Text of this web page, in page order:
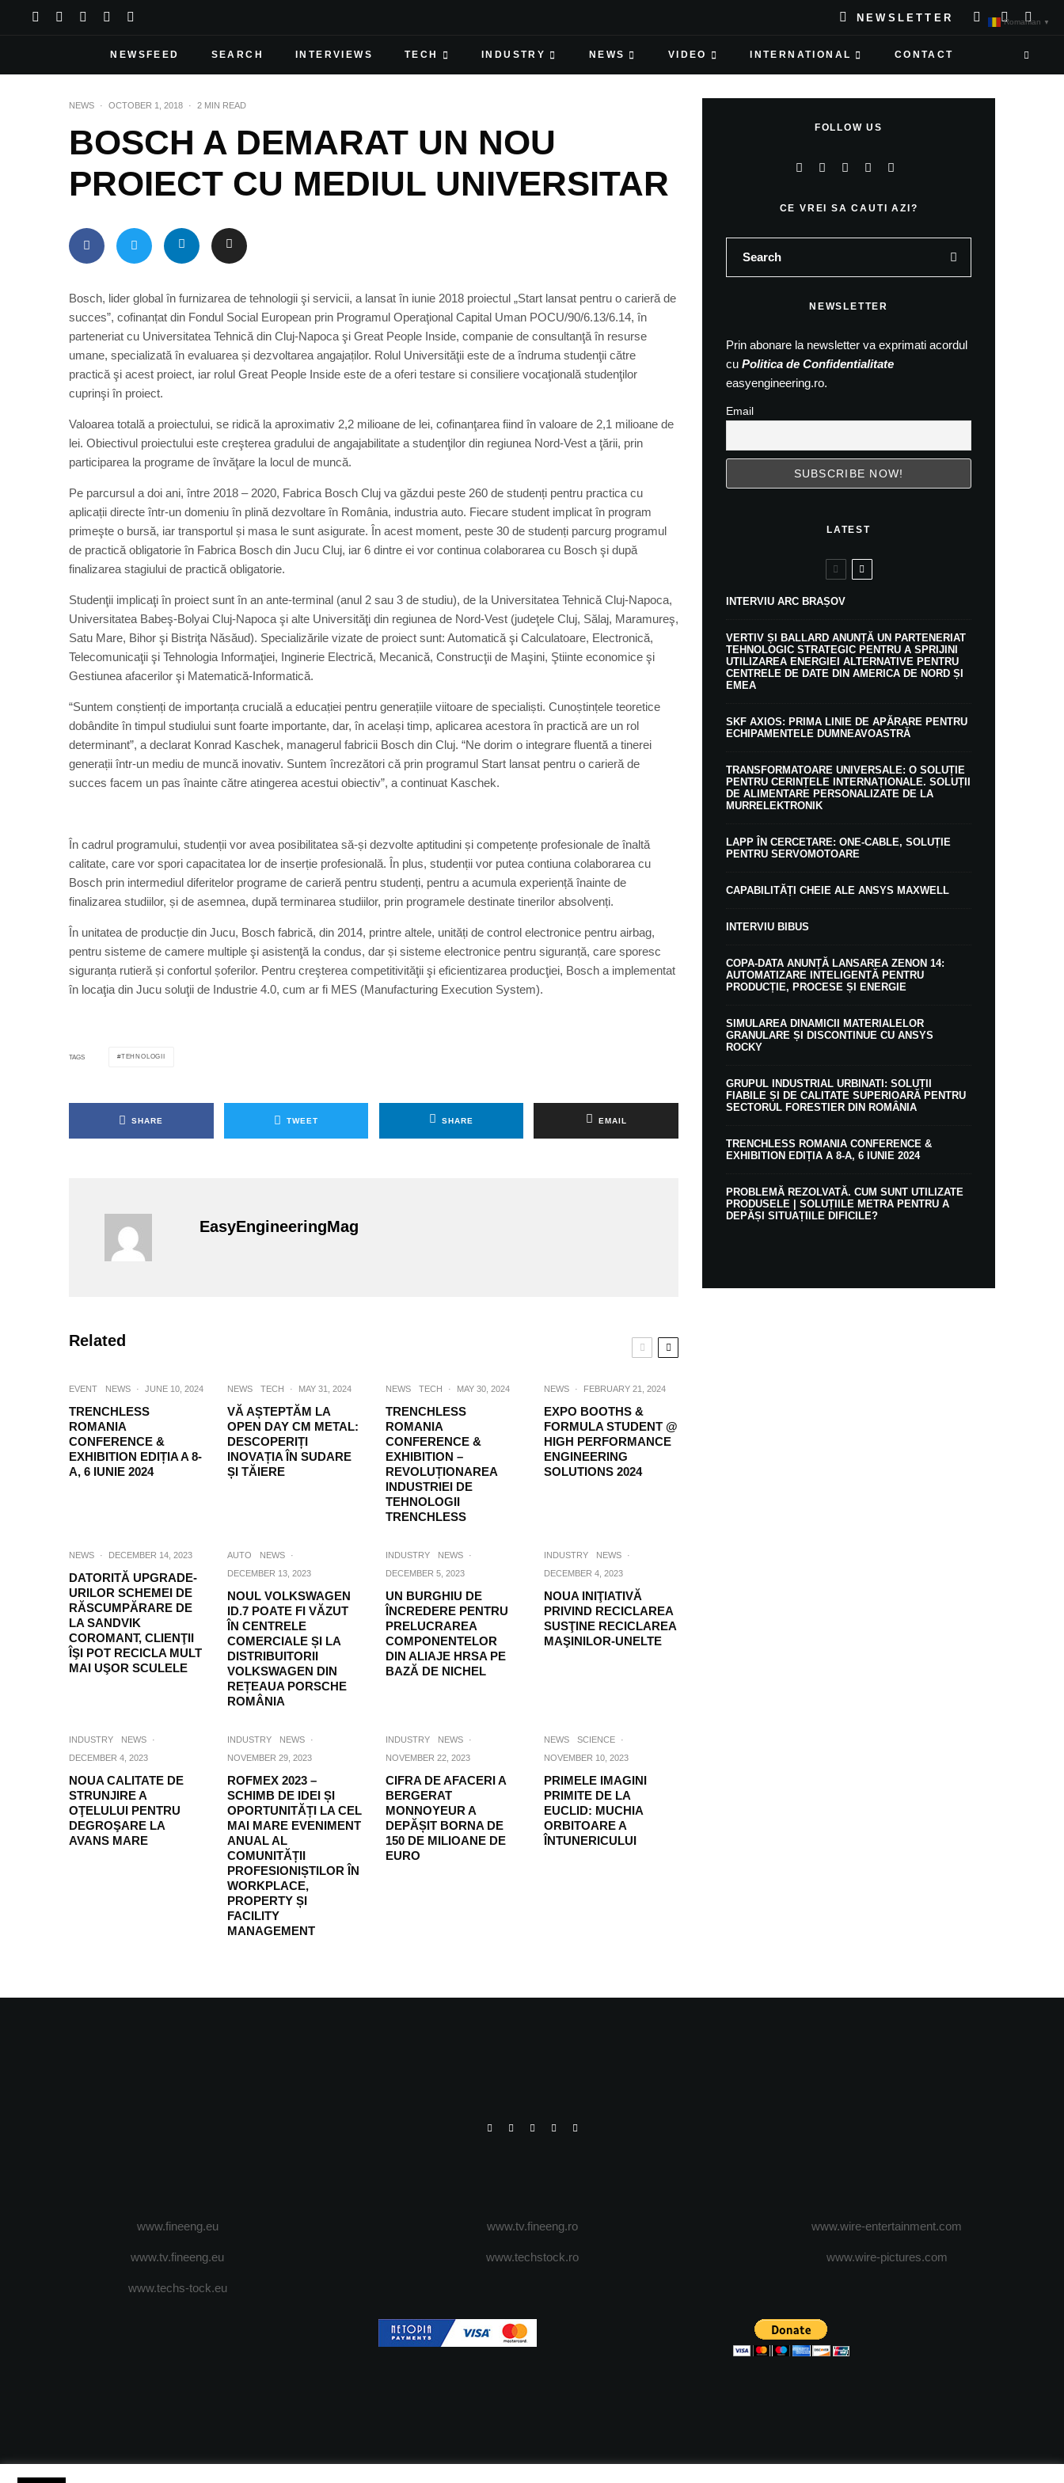
NEWSLETTER
NEWSFEED SEARCH INTERVIEWS TECH INDUSTRY NEWS VIDEO INTERNATIONAL CONTACT
NEWS · OCTOBER 1, 2018 · 2 MIN READ
BOSCH A DEMARAT UN NOU
PROIECT CU MEDIUL UNIVERSITAR
Bosch, lider global în furnizarea de tehnologii şi servicii, a lansat în iunie 2018 proiectul „Start lansat pentru o carieră de
succes”, cofinanțat din Fondul Social European prin Programul Operaţional Capital Uman POCU/90/6.13/6.14, în
parteneriat cu Universitatea Tehnică din Cluj-Napoca şi Great People Inside, companie de consultanţă în resurse
umane, specializată în evaluarea și dezvoltarea angajaților. Rolul Universităţii este de a îndruma studenţii către
practică şi acest proiect, iar rolul Great People Inside este de a oferi testare si consiliere vocaţională studenţilor
cuprinşi în proiect.
Valoarea totală a proiectului, se ridică la aproximativ 2,2 milioane de lei, cofinanţarea fiind în valoare de 2,1 milioane de
lei. Obiectivul proiectului este creşterea gradului de angajabilitate a studenţilor din regiunea Nord-Vest a ţării, prin
participarea la programe de învăţare la locul de muncă.
Pe parcursul a doi ani, între 2018 – 2020, Fabrica Bosch Cluj va găzdui peste 260 de studenți pentru practica cu
aplicații directe într-un domeniu în plină dezvoltare în România, industria auto. Fiecare student implicat în program
primeşte o bursă, iar transportul și masa le sunt asigurate. În acest moment, peste 30 de studenți parcurg programul
de practică obligatorie în Fabrica Bosch din Jucu Cluj, iar 6 dintre ei vor continua colaborarea cu Bosch şi după
finalizarea stagiului de practică obligatorie.
Studenţii implicaţi în proiect sunt în an ante-terminal (anul 2 sau 3 de studiu), de la Universitatea Tehnică Cluj-Napoca,
Universitatea Babeş-Bolyai Cluj-Napoca şi alte Universităţi din regiunea de Nord-Vest (judeţele Cluj, Sălaj, Maramureş,
Satu Mare, Bihor şi Bistriţa Năsăud). Specializările vizate de proiect sunt: Automatică şi Calculatoare, Electronică,
Telecomunicaţii şi Tehnologia Informaţiei, Inginerie Electrică, Mecanică, Construcţii de Maşini, Ştiinte economice şi
Gestiunea afacerilor şi Matematică-Informatică.
“Suntem conștienți de importanța crucială a educației pentru generațiile viitoare de specialiști. Cunoștințele teoretice
dobândite în timpul studiului sunt foarte importante, dar, în același timp, aplicarea acestora în practică are un rol
determinant”, a declarat Konrad Kaschek, managerul fabricii Bosch din Cluj. “Ne dorim o integrare fluentă a tinerei
generații într-un mediu de muncă inovativ. Suntem încrezători că prin programul Start lansat pentru o carieră de
succes facem un pas înainte către atingerea acestui obiectiv”, a continuat Kaschek.
În cadrul programului, studenții vor avea posibilitatea să-și dezvolte aptitudini și competențe profesionale de înaltă
calitate, care vor spori capacitatea lor de inserție profesională. În plus, studenții vor putea contiuna colaborarea cu
Bosch prin intermediul diferitelor programe de carieră pentru studenți, pentru a acumula experiență înainte de
finalizarea studiilor, și de asemnea, după terminarea studiilor, prin programele destinate tinerilor absolvenți.
În unitatea de producție din Jucu, Bosch fabrică, din 2014, printre altele, unități de control electronice pentru airbag,
pentru sisteme de camere multiple şi asistenţă la condus, dar și sisteme electronice pentru siguranță, care sporesc
siguranța rutieră și confortul șoferilor. Pentru creşterea competitivităţii şi eficientizarea producţiei, Bosch a implementat
în locaţia din Jucu soluţii de Industrie 4.0, cum ar fi MES (Manufacturing Execution System).
TAGS TEHNOLOGII
SHARE TWEET SHARE EMAIL
EasyEngineeringMag
Related
EVENT NEWS · JUNE 10, 2024
TRENCHLESS
ROMANIA
CONFERENCE &
EXHIBITION EDIȚIA A 8-
A, 6 IUNIE 2024
NEWS TECH · MAY 31, 2024
VĂ AȘTEPTĂM LA
OPEN DAY CM METAL:
DESCOPERIȚI
INOVAȚIA ÎN SUDARE
ȘI TĂIERE
NEWS TECH · MAY 30, 2024
TRENCHLESS
ROMANIA
CONFERENCE &
EXHIBITION –
REVOLUȚIONAREA
INDUSTRIEI DE
TEHNOLOGII
TRENCHLESS
NEWS · FEBRUARY 21, 2024
EXPO BOOTHS &
FORMULA STUDENT @
HIGH PERFORMANCE
ENGINEERING
SOLUTIONS 2024
NEWS · DECEMBER 14, 2023
DATORITĂ UPGRADE-
URILOR SCHEMEI DE
RĂSCUMPĂRARE DE
LA SANDVIK
COROMANT, CLIENŢII
ÎŞI POT RECICLA MULT
MAI UŞOR SCULELE
AUTO NEWS
·
DECEMBER 13, 2023
NOUL VOLKSWAGEN
ID.7 POATE FI VĂZUT
ÎN CENTRELE
COMERCIALE ȘI LA
DISTRIBUITORII
VOLKSWAGEN DIN
REȚEAUA PORSCHE
ROMÂNIA
INDUSTRY NEWS
·
DECEMBER 5, 2023
UN BURGHIU DE
ÎNCREDERE PENTRU
PRELUCRAREA
COMPONENTELOR
DIN ALIAJE HRSA PE
BAZĂ DE NICHEL
INDUSTRY NEWS
·
DECEMBER 4, 2023
NOUA INIŢIATIVĂ
PRIVIND RECICLAREA
SUSŢINE RECICLAREA
MAŞINILOR-UNELTE
INDUSTRY NEWS
·
DECEMBER 4, 2023
NOUA CALITATE DE
STRUNJIRE A
OŢELULUI PENTRU
DEGROŞARE LA
AVANS MARE
INDUSTRY NEWS
·
NOVEMBER 29, 2023
ROFMEX 2023 –
SCHIMB DE IDEI ȘI
OPORTUNITĂȚI LA CEL
MAI MARE EVENIMENT
ANUAL AL
COMUNITĂȚII
PROFESIONIȘTILOR ÎN
WORKPLACE,
PROPERTY ȘI
FACILITY
MANAGEMENT
INDUSTRY NEWS
·
NOVEMBER 22, 2023
CIFRA DE AFACERI A
BERGERAT
MONNOYEUR A
DEPĂȘIT BORNA DE
150 DE MILIOANE DE
EURO
NEWS SCIENCE
·
NOVEMBER 10, 2023
PRIMELE IMAGINI
PRIMITE DE LA
EUCLID: MUCHIA
ORBITOARE A
ÎNTUNERICULUI
FOLLOW US
CE VREI SA CAUTI AZI?
NEWSLETTER
Prin abonare la newsletter va exprimati acordul
cu Politica de Confidentialitate
easyengineering.ro.
Email
LATEST
INTERVIU ARC BRAȘOV
VERTIV ȘI BALLARD ANUNȚĂ UN PARTENERIAT
TEHNOLOGIC STRATEGIC PENTRU A SPRIJINI
UTILIZAREA ENERGIEI ALTERNATIVE PENTRU
CENTRELE DE DATE DIN AMERICA DE NORD ȘI
EMEA
SKF AXIOS: PRIMA LINIE DE APĂRARE PENTRU
ECHIPAMENTELE DUMNEAVOASTRĂ
TRANSFORMATOARE UNIVERSALE: O SOLUȚIE
PENTRU CERINȚELE INTERNAȚIONALE. SOLUȚII
DE ALIMENTARE PERSONALIZATE DE LA
MURRELEKTRONIK
LAPP ÎN CERCETARE: ONE-CABLE, SOLUȚIE
PENTRU SERVOMOTOARE
CAPABILITĂȚI CHEIE ALE ANSYS MAXWELL
INTERVIU BIBUS
COPA-DATA ANUNȚĂ LANSAREA ZENON 14:
AUTOMATIZARE INTELIGENTĂ PENTRU
PRODUCȚIE, PROCESE ȘI ENERGIE
SIMULAREA DINAMICII MATERIALELOR
GRANULARE ȘI DISCONTINUE CU ANSYS
ROCKY
GRUPUL INDUSTRIAL URBINATI: SOLUȚII
FIABILE ȘI DE CALITATE SUPERIOARĂ PENTRU
SECTORUL FORESTIER DIN ROMÂNIA
TRENCHLESS ROMANIA CONFERENCE &
EXHIBITION EDIȚIA A 8-A, 6 IUNIE 2024
PROBLEMĂ REZOLVATĂ. CUM SUNT UTILIZATE
PRODUSELE | SOLUȚIILE METRA PENTRU A
DEPĂȘI SITUAȚIILE DIFICILE?
www.fineeng.eu
www.tv.fineeng.eu
www.techs-tock.eu
www.tv.fineeng.ro
www.techstock.ro
www.wire-entertainment.com
www.wire-pictures.com
Romanian ▼